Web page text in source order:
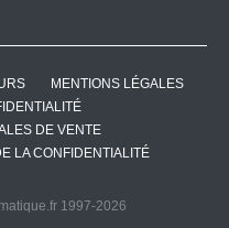
MENTIONS LÉGALES
DE VENTE
LA CONFIDENTIALITÉ
1997-2026